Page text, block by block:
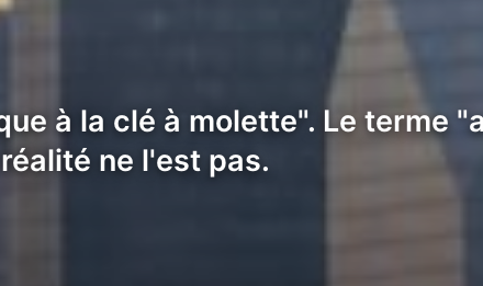
à la clé à molette". Le terme
ne l'est pas.